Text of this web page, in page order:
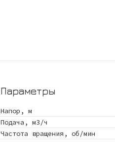
Параметры
Напор, м
Подача, м3/ч
Частота вращения, об/мин